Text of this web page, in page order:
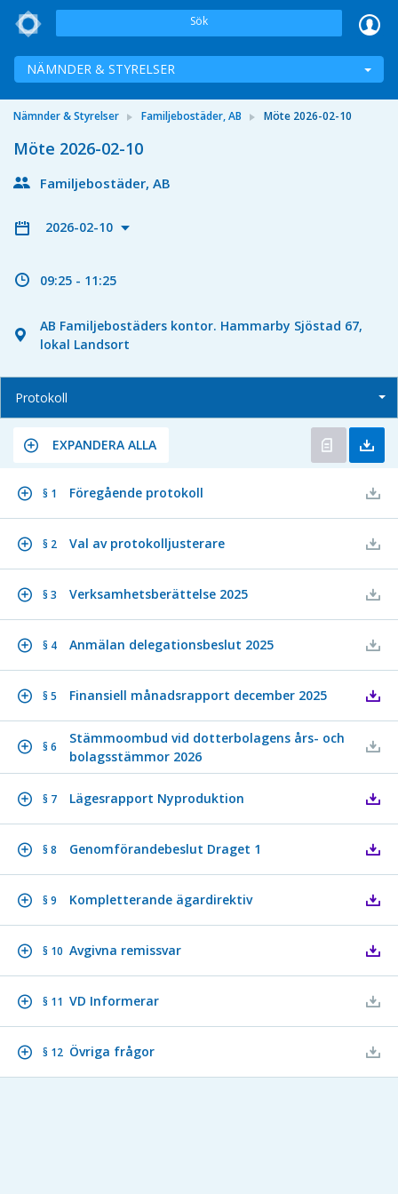
Sök
NÄMNDER & STYRELSER
Nämnder & Styrelser Familjebostäder, AB Möte 2026-02-10
Möte 2026-02-10
Familjebostäder, AB
2026-02-10
09:25 - 11:25
AB Familjebostäders kontor. Hammarby Sjöstad 67,
lokal Landsort
Protokoll
EXPANDERA ALLA
§ 1 Föregående protokoll
§ 2 Val av protokolljusterare
§ 3 Verksamhetsberättelse 2025
§ 4 Anmälan delegationsbeslut 2025
§ 5 Finansiell månadsrapport december 2025
§ 6
Stämmoombud vid dotterbolagens års- och
bolagsstämmor 2026
§ 7 Lägesrapport Nyproduktion
§ 8 Genomförandebeslut Draget 1
§ 9 Kompletterande ägardirektiv
§ 10 Avgivna remissvar
§ 11 VD Informerar
§ 12 Övriga frågor